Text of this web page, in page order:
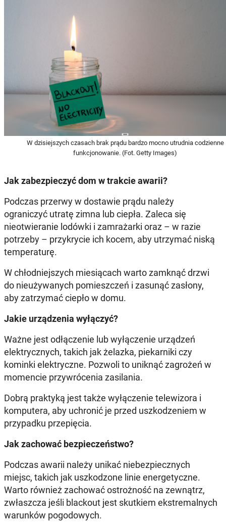
W dzisiejszych czasach brak prądu bardzo mocno utrudnia codzienne
funkcjonowanie. (Fot. Getty Images)
Jak zabezpieczyć dom w trakcie awarii?
Podczas przerwy w dostawie prądu należy
ograniczyć utratę zimna lub ciepła. Zaleca się
nieotwieranie lodówki i zamrażarki oraz – w razie
potrzeby – przykrycie ich kocem, aby utrzymać niską
temperaturę.
W chłodniejszych miesiącach warto zamknąć drzwi
do nieużywanych pomieszczeń i zasunąć zasłony,
aby zatrzymać ciepło w domu.
Jakie urządzenia wyłączyć?
Ważne jest odłączenie lub wyłączenie urządzeń
elektrycznych, takich jak żelazka, piekarniki czy
kominki elektryczne. Pozwoli to uniknąć zagrożeń w
momencie przywrócenia zasilania.
Dobrą praktyką jest także wyłączenie telewizora i
komputera, aby uchronić je przed uszkodzeniem w
przypadku przepięcia.
Jak zachować bezpieczeństwo?
Podczas awarii należy unikać niebezpiecznych
miejsc, takich jak uszkodzone linie energetyczne.
Warto również zachować ostrożność na zewnątrz,
zwłaszcza jeśli blackout jest skutkiem ekstremalnych
warunków pogodowych.